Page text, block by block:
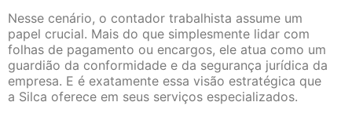
Nesse cenário, o contador trabalhista assume um
papel crucial. Mais do que simplesmente lidar com
folhas de pagamento ou encargos, ele atua como um
guardião da conformidade e da segurança jurídica da
empresa. E é exatamente essa visão estratégica que
a Silca oferece em seus serviços especializados.